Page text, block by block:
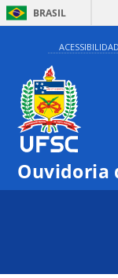
BRASIL
Ouvidoria